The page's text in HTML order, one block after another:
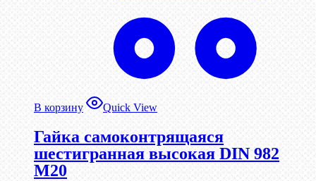
В корзину Quick View
Гайка самоконтрящаяся
шестигранная высокая DIN 982
М20